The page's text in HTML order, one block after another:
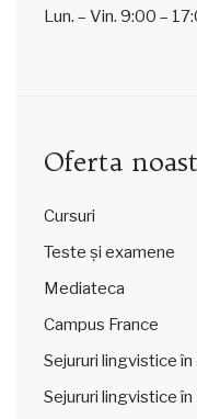
Lun. – Vin. 9:00 –
Oferta
Cursuri
Teste și examene
Mediateca
Campus France
Sejururi lingvistice în
Sejururi lingvistice